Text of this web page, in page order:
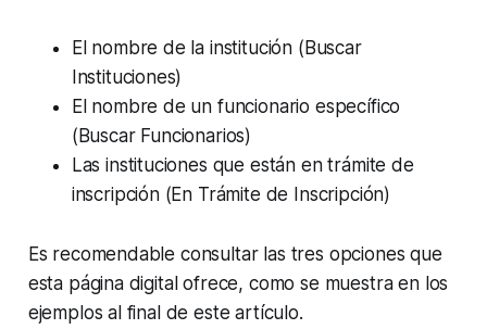
El nombre de la institución (Buscar
Instituciones)
El nombre de un funcionario específico
(Buscar Funcionarios)
Las instituciones que están en trámite de
inscripción (En Trámite de Inscripción)
Es recomendable consultar las tres opciones que
esta página digital ofrece, como se muestra en los
ejemplos al final de este artículo.